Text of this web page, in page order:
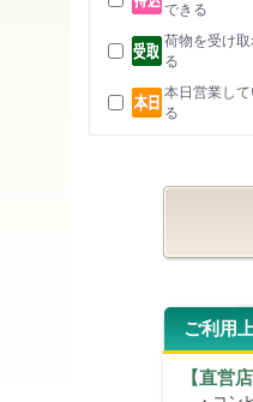
できる
荷物を受け
る
本日営業し
る
ご利用
【直営